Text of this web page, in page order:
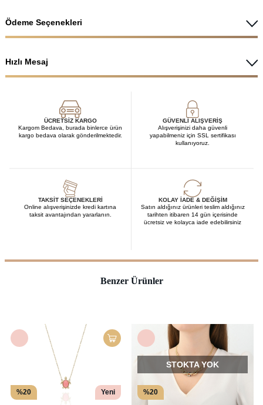
Ödeme Seçenekleri
Hızlı Mesaj
ÜCRETSIZ KARGO
Kargom Bedava, burada binlerce ürün
kargo bedava olarak gönderilmektedir.
GÜVENLI ALIŞVERIŞ
Alışverişinizi daha güvenli
yapabilmeniz için SSL sertifikası
kullanıyoruz.
TAKSIT SEÇENEKLERI
Online alışverişinizde kredi kartına
taksit avantajından yararlanın.
KOLAY İADE & DEĞIŞIM
Satın aldığınız ürünleri teslim aldığınız
tarihten itibaren 14 gün içerisinde
ücretsiz ve kolayca iade edebilirsiniz
Benzer Ürünler
Yeni
%20 %20
STOKTA YOK